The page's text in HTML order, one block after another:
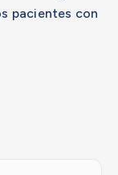
pacientes con